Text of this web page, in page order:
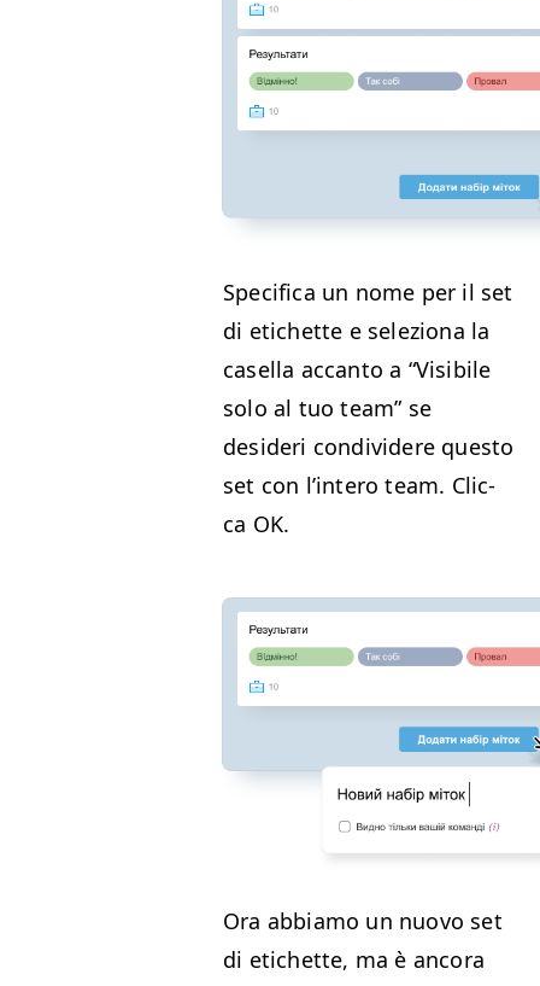
Speci­fi­ca un nome per il set
di etichette e seleziona la
casel­la accan­to a “Vis­i­bile
solo al tuo team” se
desideri con­di­videre questo
set con l’in­tero team. Clic­
ca OK.
Ora abbi­amo un nuo­vo set
di etichette, ma è anco­ra